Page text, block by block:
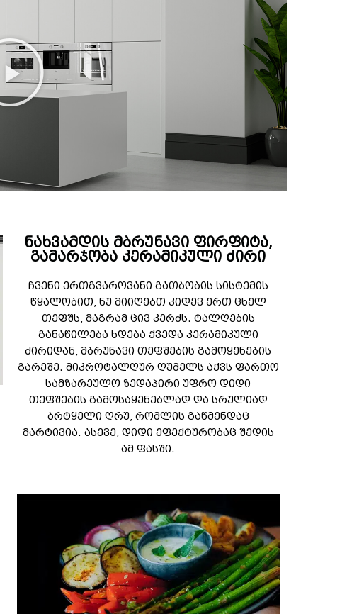
ნახვამდის მბრუნავი ფირფიტა,
გამარჯობა კერამიკული ძირი
ჩვენი ერთგვაროვანი გათბობის სისტემის
წყალობით, ნუ მიიღებთ კიდევ ერთ ცხელ
თეფშს, მაგრამ ცივ კერძს. ტალღების
განაწილება ხდება ქვედა კერამიკული
ძირიდან, მბრუნავი თეფშების გამოყენების
გარეშე. მიკროტალღურ ღუმელს აქვს ფართო
სამზარეულო ზედაპირი უფრო დიდი
თეფშების გამოსაყენებლად და სრულიად
ბრტყელი ღრუ, რომლის გაწმენდაც
მარტივია. ასევე, დიდი ეფექტურობაც შედის
ამ ფასში.